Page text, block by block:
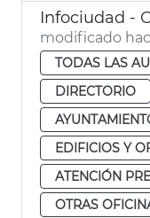
modificado
TODAS LAS
DIRECTORIO
EDIFICIOS Y
ATENCIÓN
OTRAS